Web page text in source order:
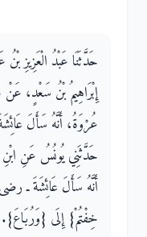
حَدَّثَنَا عَبْدُ الْعَزِيزِ بْنُ
إِبْرَاهِيمُ بْنُ سَعْدٍ،
عُرْوَةُ، أَنَّهُ سَأَلَ
حَدَّثَنِي يُونُسُ عَنِ ابْنِ
أَنَّهُ سَأَلَ عَائِشَةَ ـ
خِفْتُمْ‏}‏ إِلَى ‏{‏وَرُبَاعَ‏}‏‏.‏